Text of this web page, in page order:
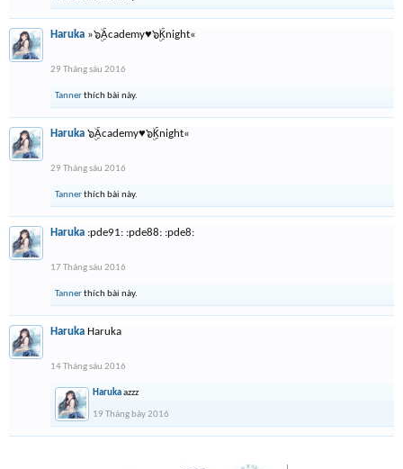
Haruka »๖ۣۜAcademy♥๖ۣۜKnight«
29 Tháng sáu 2016
Tannerthích bài này.
Haruka ๖ۣۜAcademy♥๖ۣۜKnight«
29 Tháng sáu 2016
Tannerthích bài này.
Haruka :pde91: :pde88: :pde8:
17 Tháng sáu 2016
Tannerthích bài này.
Haruka Haruka
14 Tháng sáu 2016
Harukaazzz
19 Tháng bảy 2016